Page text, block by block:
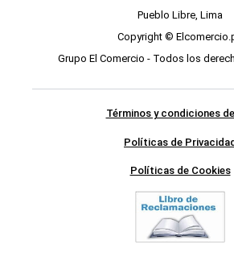
Pueblo Libre, Lima
Copyright ©
Grupo El Comercio - Todos los
Términos y condiciones
Políticas de
Políticas de Cookies